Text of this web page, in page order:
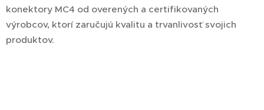
konektory MC4 od overených a certifikovaných
výrobcov, ktorí zaručujú kvalitu a trvanlivosť svojich
produktov.